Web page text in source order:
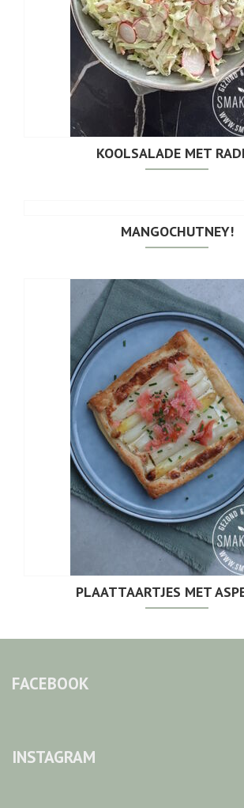
KOOLSALADE MET
MANGOCHUTNEY!
PLAATTAARTJES MET
FACEBOOK
INSTAGRAM